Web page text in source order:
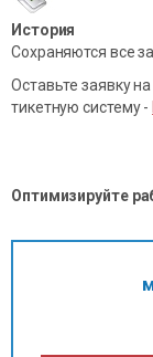
История
Сохраняются все
Оставьте заявку
тикетную систему -
Оптимизируйте